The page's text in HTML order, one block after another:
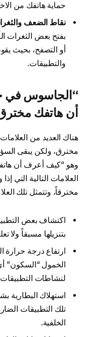
حماية هاتفك من
نقاط الضعف
بفتح بعض الثغرات
أو التصفح، بحيث
والتطبيقات.
“الجاسوس في
أن هاتفك
هناك العديد من
مخترق، ولكن يبقى
وهو “كيف أعرف أن
العلامات التالية التي
مخترقاً، وتتمثل تلك
اكتشاف بعض
بتنزيلها مسبقاً ولا
ارتفاع درجة
الخمول “السكون”
لنشاطات التطبيقات
استهلاك
تلك التطبيقات
الخلفية.